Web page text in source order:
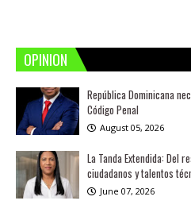
OPINION
República Dominicana
Código Penal
August 05, 2026
La Tanda Extendida: Del
ciudadanos y talentos
June 07, 2026